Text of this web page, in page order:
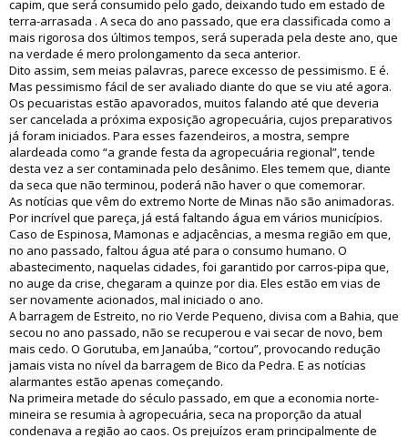
capim, que será consumido pelo gado, deixando tudo em estado de
terra-arrasada . A seca do ano passado, que era classificada como a
mais rigorosa dos últimos tempos, será superada pela deste ano, que
na verdade é mero prolongamento da seca anterior.
Dito assim, sem meias palavras, parece excesso de pessimismo. E é.
Mas pessimismo fácil de ser avaliado diante do que se viu até agora.
Os pecuaristas estão apavorados, muitos falando até que deveria
ser cancelada a próxima exposição agropecuária, cujos preparativos
já foram iniciados. Para esses fazendeiros, a mostra, sempre
alardeada como “a grande festa da agropecuária regional”, tende
desta vez a ser contaminada pelo desânimo. Eles temem que, diante
da seca que não terminou, poderá não haver o que comemorar.
As notícias que vêm do extremo Norte de Minas não são animadoras.
Por incrível que pareça, já está faltando água em vários municípios.
Caso de Espinosa, Mamonas e adjacências, a mesma região em que,
no ano passado, faltou água até para o consumo humano. O
abastecimento, naquelas cidades, foi garantido por carros-pipa que,
no auge da crise, chegaram a quinze por dia. Eles estão em vias de
ser novamente acionados, mal iniciado o ano.
A barragem de Estreito, no rio Verde Pequeno, divisa com a Bahia, que
secou no ano passado, não se recuperou e vai secar de novo, bem
mais cedo. O Gorutuba, em Janaúba, “cortou”, provocando redução
jamais vista no nível da barragem de Bico da Pedra. E as notícias
alarmantes estão apenas começando.
Na primeira metade do século passado, em que a economia norte-
mineira se resumia à agropecuária, seca na proporção da atual
condenava a região ao caos. Os prejuízos eram principalmente de